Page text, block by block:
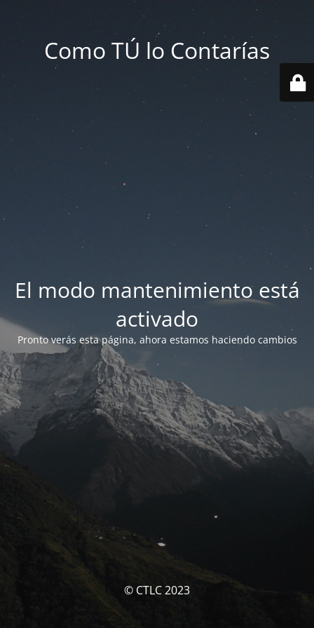
Como TÚ lo Contarías
El modo mantenimiento está
activado
Pronto verás esta página, ahora estamos haciendo cambios
© CTLC 2023